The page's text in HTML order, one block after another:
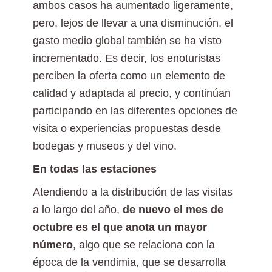
ambos casos ha aumentado ligeramente,
pero, lejos de llevar a una disminución, el
gasto medio global también se ha visto
incrementado. Es decir, los enoturistas
perciben la oferta como un elemento de
calidad y adaptada al precio, y continúan
participando en las diferentes opciones de
visita o experiencias propuestas desde
bodegas y museos y del vino.
En todas las estaciones
Atendiendo a la distribución de las visitas
a lo largo del año, de nuevo el mes de
octubre es el que anota un mayor
número, algo que se relaciona con la
época de la vendimia, que se desarrolla